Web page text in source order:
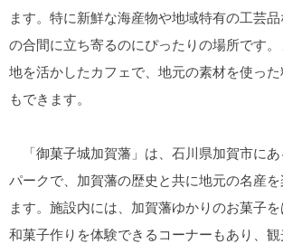
ます。特に新鮮な海産物や地域特有の工芸
の合間に立ち寄るのにぴったりの場所です
地を活かしたカフェで、地元の素材を使っ
もできます。
「御菓子城加賀藩」は、石川県加賀市に
パークで、加賀藩の歴史と共に地元の名産
ます。施設内には、加賀藩ゆかりのお菓子
和菓子作りを体験できるコーナーもあり、